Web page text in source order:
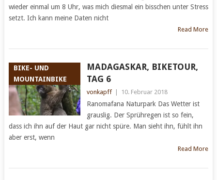
wieder einmal um 8 Uhr, was mich diesmal ein bisschen unter Stress
setzt. Ich kann meine Daten nicht
Read More
BIKE- UND
MOUNTAINBIKE
MADAGASKAR, BIKETOUR,
TAG 6
vonkapff 10. Februar 2018
Ranomafana Naturpark Das Wetter ist
grauslig. Der Sprühregen ist so fein,
dass ich ihn auf der Haut gar nicht spüre. Man sieht ihn, fühlt ihn
aber erst, wenn
Read More